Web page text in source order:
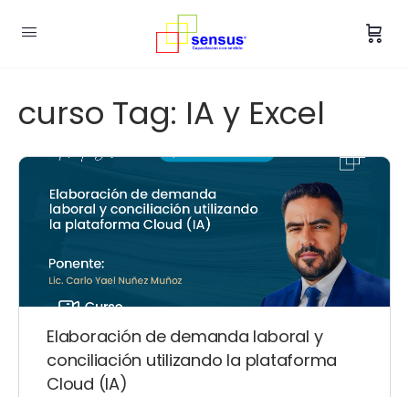
curso Tag: IA y Excel
Elaboración de demanda laboral y
conciliación utilizando la plataforma
Cloud (IA)